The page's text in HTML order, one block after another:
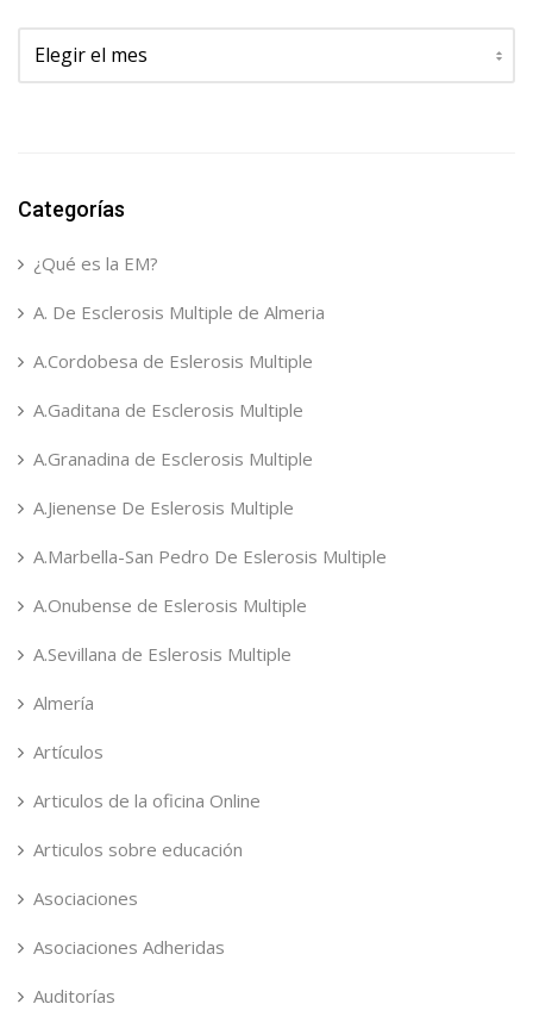
Archivos
Categorías
¿Qué es la EM?
A. De Esclerosis Multiple de Almeria
A.Cordobesa de Eslerosis Multiple
A.Gaditana de Esclerosis Multiple
A.Granadina de Esclerosis Multiple
A.Jienense De Eslerosis Multiple
A.Marbella-San Pedro De Eslerosis Multiple
A.Onubense de Eslerosis Multiple
A.Sevillana de Eslerosis Multiple
Almería
Artículos
Articulos de la oficina Online
Articulos sobre educación
Asociaciones
Asociaciones Adheridas
Auditorías